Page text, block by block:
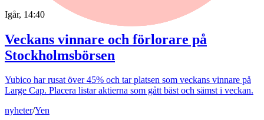
Igår, 14:40
Veckans vinnare och förlorare på
Stockholmsbörsen
Yubico har rusat över 45% och tar platsen som veckans vinnare på
Large Cap. Placera listar aktierna som gått bäst och sämst i veckan.
nyheter/Yen